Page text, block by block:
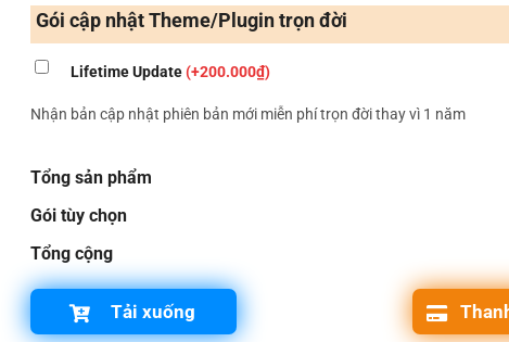
Gói cập nhật Theme/Plugin trọn đời
Lifetime Update(+200.000₫)
Nhận bản cập nhật phiên bản mới miễn phí trọn đời thay vì 1 năm
Tổng sản phẩm
Gói tùy chọn
Tổng cộng
Tải xuống